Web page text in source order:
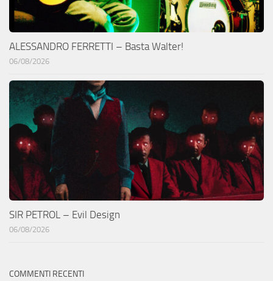
ALESSANDRO FERRETTI – Basta Walter!
06/08/2026
SIR PETROL – Evil Design
06/08/2026
COMMENTI RECENTI